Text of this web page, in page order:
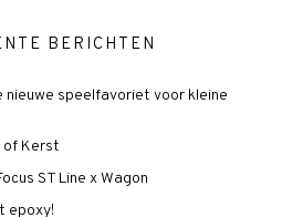
BERICHTEN
nieuwe speelfavoriet voor kleine
of Kerst
ST Line x Wagon
epoxy!